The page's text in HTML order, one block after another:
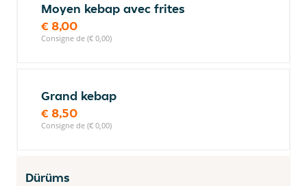
Moyen kebap avec frites
€ 8,00
Consigne de (€ 0,00)
Grand kebap
€ 8,50
Consigne de (€ 0,00)
Dürüms